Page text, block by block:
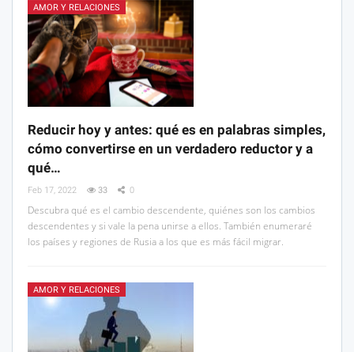
AMOR Y RELACIONES
Reducir hoy y antes: qué es en palabras simples,
cómo convertirse en un verdadero reductor y a
qué…
Feb 17, 2022 33 0
Descubra qué es el cambio descendente, quiénes son los cambios
descendentes y si vale la pena unirse a ellos. También enumeraré
los países y regiones de Rusia a los que es más fácil migrar.
AMOR Y RELACIONES